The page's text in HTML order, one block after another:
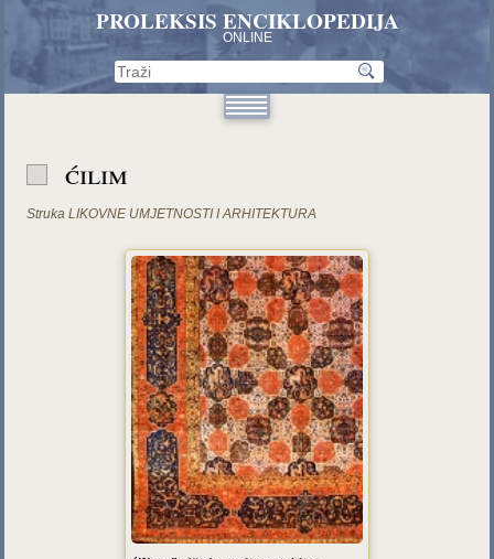
PROLEKSIS ENCIKLOPEDIJA
ONLINE
ćilim
Struka LIKOVNE UMJETNOSTI I ARHITEKTURA